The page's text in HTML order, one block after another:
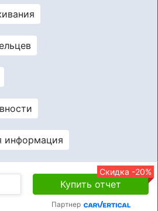
информация
Скидка -20%
Купить отчет
Партнер